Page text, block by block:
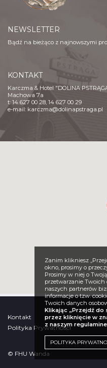
NEWSLETTER
Bądź na bieżąco z najnowszymi
KONTAKT
Karczma & Hotel "DOLINA
Machowa 7a
t: 14 627 00 28, 14 627 00 29
e-mail: karczma@dolinapstraga.pl
Kontakt
Polityka Prywatności
© FHU Wanda
Zanim klikniesz
okno, prosimy o
Prosimy w niej o
przetwarzanie
naszych partnerów
informacje o tzw.
Twoich danych
Klikając „Przejdź do
przez kliknięcie w
z naszym
POLITYKA